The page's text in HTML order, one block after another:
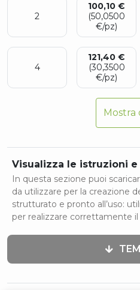
2
4
100,10 €
(50,0500
€/pz)
121,40 €
(30,3500
€/pz)
Mostra
Visualizza le istruzioni
In questa sezione puoi
da utilizzare per la creazione
strutturato e pronto all’uso:
per realizzare correttamente